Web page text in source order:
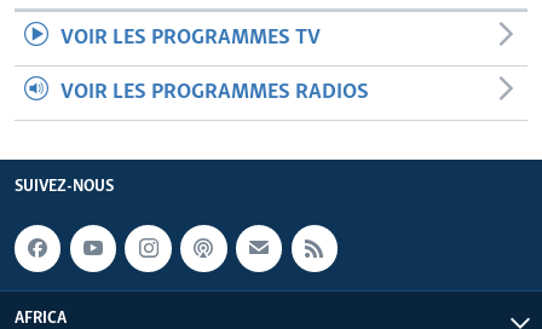
VOIR LES PROGRAMMES TV
VOIR LES PROGRAMMES RADIOS
SUIVEZ-NOUS
AFRICA